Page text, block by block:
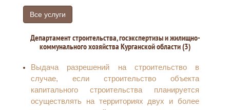
документов (справок) о регистрации их в
качестве безработных и размере
необходимых для представления в различные
инстанции в целях получения адресной
помощи и иных социальных выплат
Проведение уведомительной регистрации
коллективных договоров, соглашений
Проведение уведомительной регистрации
коллективных трудовых споров и содействию
Все услуги
Департамент строительства, госэкспертизы и жилищно-
коммунального хозяйства Курганской области (3)
Выдача разрешений на строительство в
случае, если строительство объекта
капитального строительства планируется
осуществлять на территориях двух и более